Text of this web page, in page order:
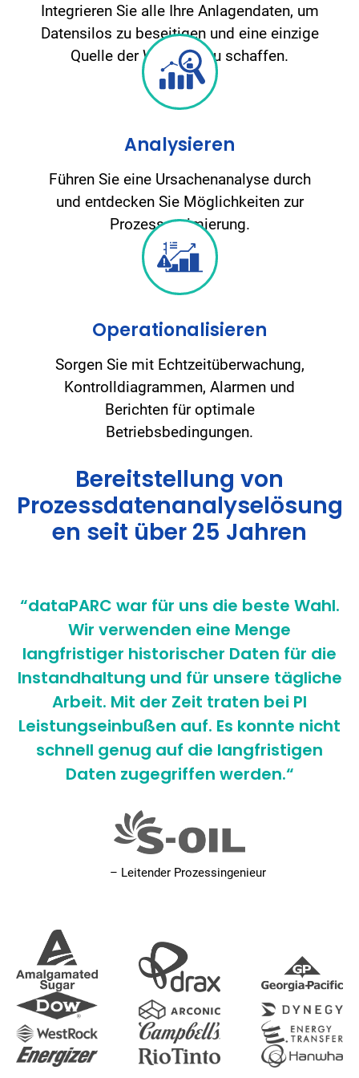
Integrieren Sie alle Ihre Anlagendaten, um
Datensilos zu beseitigen und eine einzige
Quelle der Wahrheit zu schaffen.
Analysieren
Führen Sie eine Ursachenanalyse durch
und entdecken Sie Möglichkeiten zur
Prozessoptimierung.
Operationalisieren
Sorgen Sie mit Echtzeitüberwachung,
Kontrolldiagrammen, Alarmen und
Berichten für optimale
Betriebsbedingungen.
Bereitstellung von
Prozessdatenanalyselösung
en seit über 25 Jahren
“dataPARC war für uns die beste Wahl.
Wir verwenden eine Menge
langfristiger historischer Daten für die
Instandhaltung und für unsere tägliche
Arbeit. Mit der Zeit traten bei PI
Leistungseinbußen auf. Es konnte nicht
schnell genug auf die langfristigen
Daten zugegriffen werden.“
– Leitender Prozessingenieur